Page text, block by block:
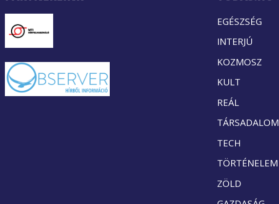
EGÉSZSÉG
INTERJÚ
KOZMOSZ
KULT
REÁL
TÁRSADALOM
TECH
TÖRTÉNELEM
ZÖLD